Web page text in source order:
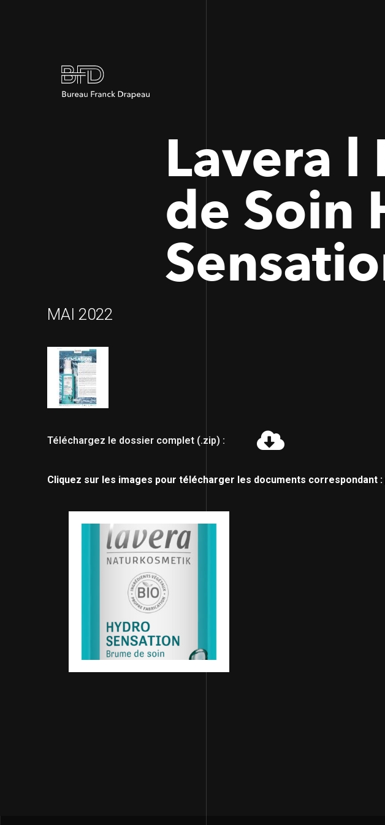
Lavera l
de Soin
MAI 2022
Téléchargez le dossier complet (.zip) :
Cliquez sur les images pour télécharger les documents correspondant